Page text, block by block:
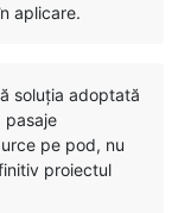
aplicare.
soluția adoptată
pasaje
pe pod, nu
proiectul